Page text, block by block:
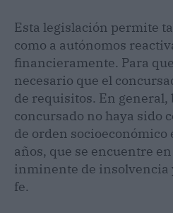
Esta legislación permite
como a autónomos
financieramente. Para
necesario que el
de requisitos. En general,
concursado no haya sido
de orden socioeconómico
años, que se encuentre
inminente de insolvencia
fe.